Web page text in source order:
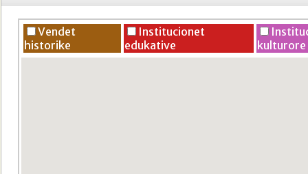
Vendet
historike
Institucionet
edukative
kulturore